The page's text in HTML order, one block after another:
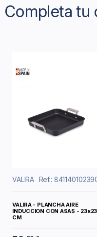
Completa tu
VALIRA Ref.:
VALIRA - PLANCHA AIRE
INDUCCION CON ASAS - 23x23
CM